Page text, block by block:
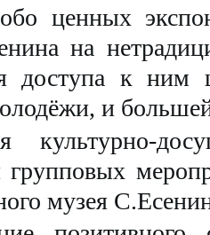
ценных
на
доступа к ним
и
культурно-
музея